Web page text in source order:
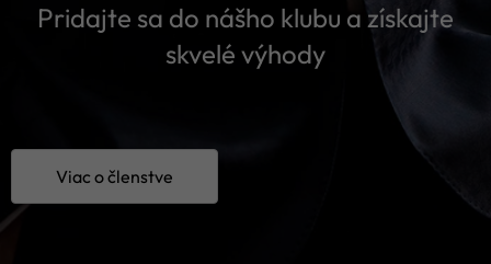
Pridajte sa do nášho klubu a získajte
skvelé výhody
Viac o členstve